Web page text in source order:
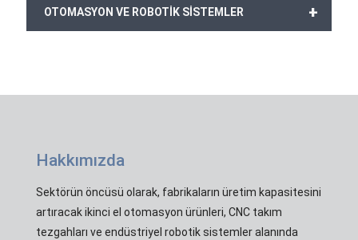
+
OTOMASYON VE ROBOTİK SİSTEMLER
Hakkımızda
Sektörün öncüsü olarak, fabrikaların üretim kapasitesini
artıracak ikinci el otomasyon ürünleri, CNC takım
tezgahları ve endüstriyel robotik sistemler alanında